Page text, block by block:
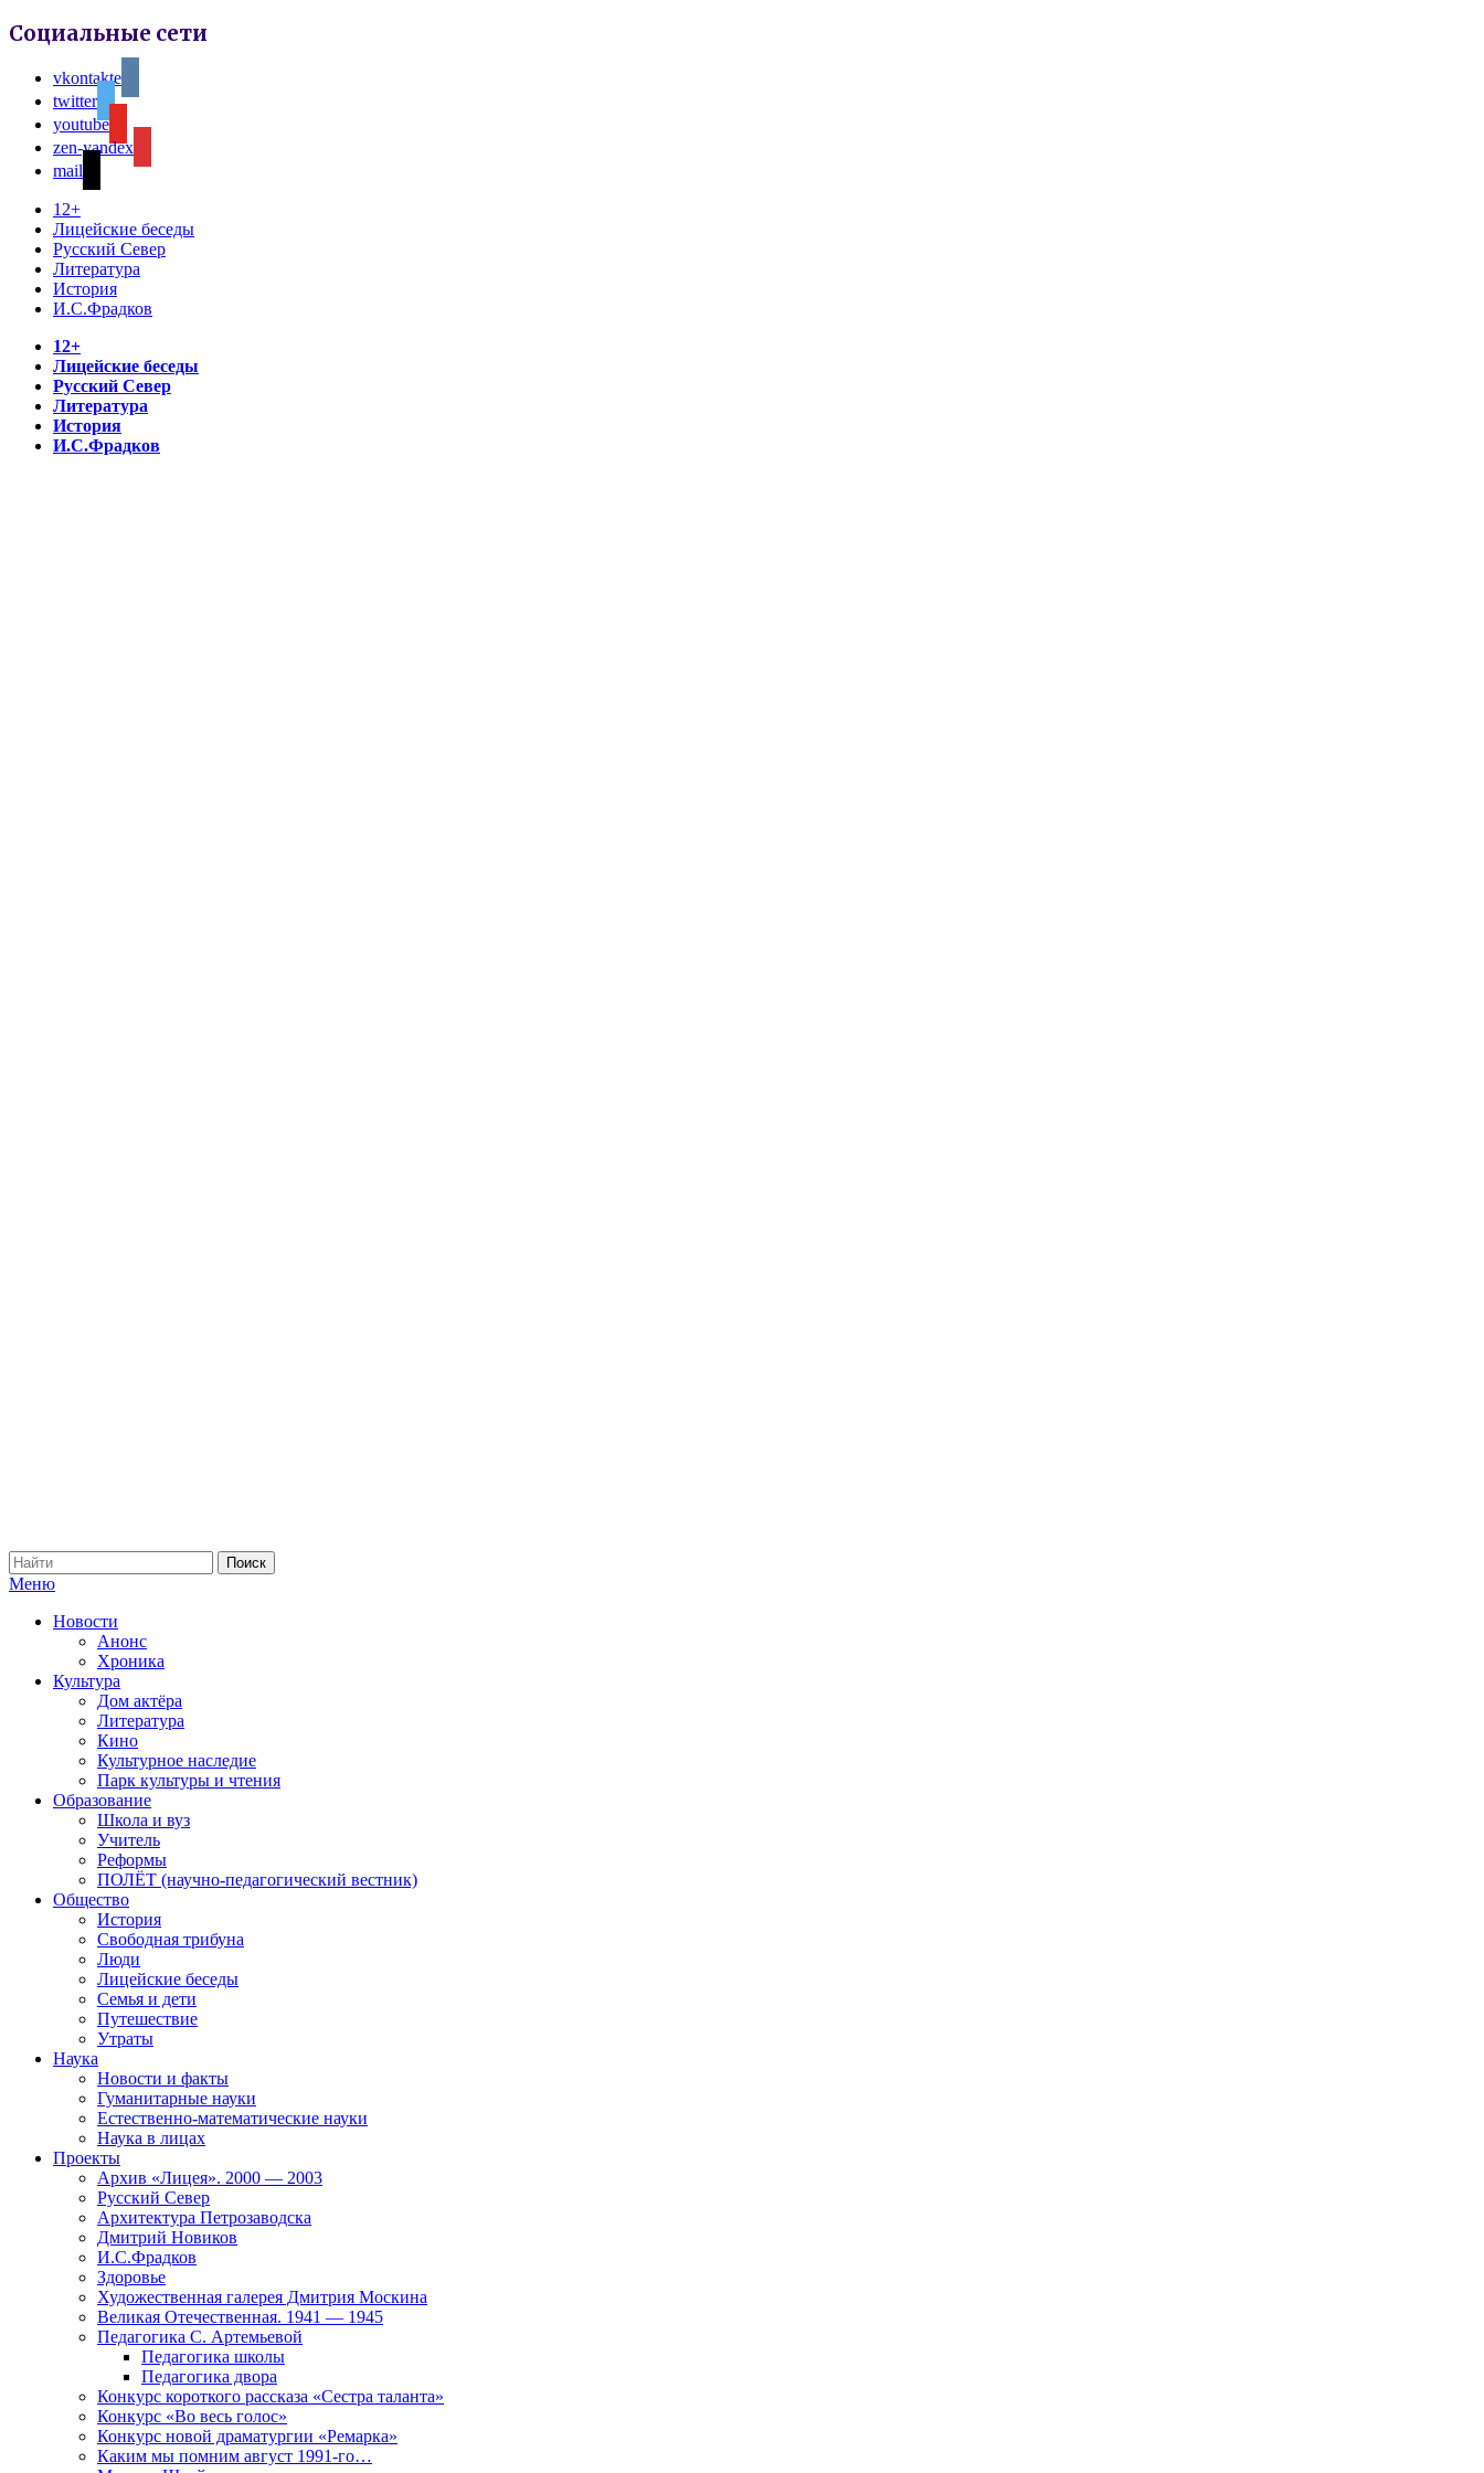
Социальные сети
vkontakte
twitter
youtube
zen-yandex
mail
12+
Лицейские беседы
Русский Север
Литература
История
И.С.Фрадков
12+
Лицейские беседы
Русский Север
Литература
История
И.С.Фрадков
Меню
Новости
Анонс
Хроника
Культура
Дом актёра
Литература
Кино
Культурное наследие
Парк культуры и чтения
Образование
Школа и вуз
Учитель
Реформы
ПОЛЁТ (научно-педагогический вестник)
Общество
История
Свободная трибуна
Люди
Лицейские беседы
Семья и дети
Путешествие
Утраты
Наука
Новости и факты
Гуманитарные науки
Естественно-математические науки
Наука в лицах
Проекты
Архив «Лицея». 2000 — 2003
Русский Север
Архитектура Петрозаводска
Дмитрий Новиков
И.С.Фрадков
Здоровье
Художественная галерея Дмитрия Москина
Великая Отечественная. 1941 — 1945
Педагогика С. Артемьевой
Педагогика школы
Педагогика двора
Конкурс короткого рассказа «Сестра таланта»
Конкурс «Во весь голос»
Конкурс новой драматургии «Ремарка»
Каким мы помним август 1991-го…